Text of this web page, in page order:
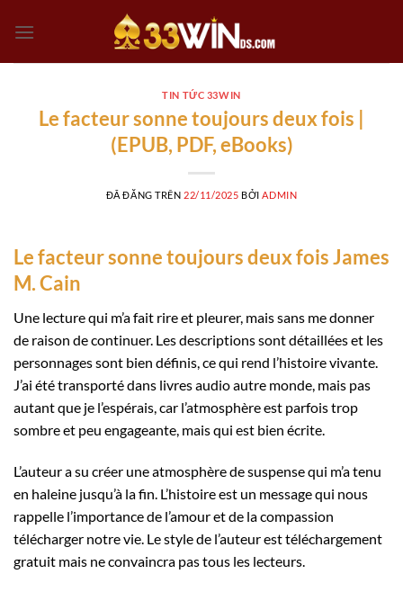
đến
TIN TỨC 33WIN
Le facteur sonne toujours deux fois |
(EPUB, PDF, eBooks)
ĐÃ ĐĂNG TRÊN 22/11/2025 BỞI ADMIN
Le facteur sonne toujours deux fois James
M. Cain
Une lecture qui m’a fait rire et pleurer, mais sans me donner
de raison de continuer. Les descriptions sont détaillées et les
personnages sont bien définis, ce qui rend l’histoire vivante.
J’ai été transporté dans livres audio autre monde, mais pas
autant que je l’espérais, car l’atmosphère est parfois trop
sombre et peu engageante, mais qui est bien écrite.
L’auteur a su créer une atmosphère de suspense qui m’a tenu
en haleine jusqu’à la fin. L’histoire est un message qui nous
rappelle l’importance de l’amour et de la compassion
télécharger notre vie. Le style de l’auteur est téléchargement
gratuit mais ne convaincra pas tous les lecteurs.